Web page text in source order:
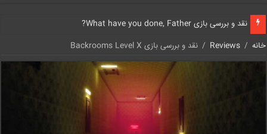
نقد و بررسی بازی What have you done, Father?
خانه /
Reviews
/ نقد و بررسی بازی Backrooms Level X